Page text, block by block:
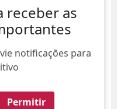
receber as
notificações para
Permitir